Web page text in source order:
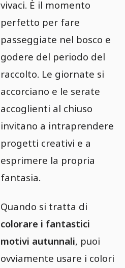
vivaci. È il momento
perfetto per fare
passeggiate nel bosco e
godere del periodo del
raccolto. Le giornate si
accorciano e le serate
accoglienti al chiuso
invitano a intraprendere
progetti creativi e a
esprimere la propria
fantasia.
Quando si tratta di
colorare i fantastici
motivi autunnali, puoi
ovviamente usare i colori